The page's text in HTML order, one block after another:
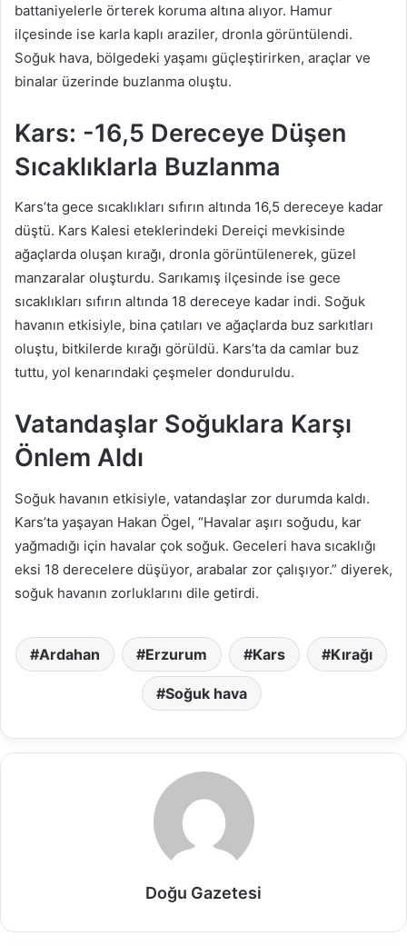
battaniyelerle örterek koruma altına alıyor. Hamur
ilçesinde ise karla kaplı araziler, dronla görüntülendi.
Soğuk hava, bölgedeki yaşamı güçleştirirken, araçlar ve
binalar üzerinde buzlanma oluştu.
Kars: -16,5 Dereceye Düşen
Sıcaklıklarla Buzlanma
Kars’ta gece sıcaklıkları sıfırın altında 16,5 dereceye kadar
düştü. Kars Kalesi eteklerindeki Dereiçi mevkisinde
ağaçlarda oluşan kırağı, dronla görüntülenerek, güzel
manzaralar oluşturdu. Sarıkamış ilçesinde ise gece
sıcaklıkları sıfırın altında 18 dereceye kadar indi. Soğuk
havanın etkisiyle, bina çatıları ve ağaçlarda buz sarkıtları
oluştu, bitkilerde kırağı görüldü. Kars’ta da camlar buz
tuttu, yol kenarındaki çeşmeler donduruldu.
Vatandaşlar Soğuklara Karşı
Önlem Aldı
Soğuk havanın etkisiyle, vatandaşlar zor durumda kaldı.
Kars’ta yaşayan Hakan Ögel, “Havalar aşırı soğudu, kar
yağmadığı için havalar çok soğuk. Geceleri hava sıcaklığı
eksi 18 derecelere düşüyor, arabalar zor çalışıyor.” diyerek,
soğuk havanın zorluklarını dile getirdi.
Ardahan Erzurum Kars Kırağı
Soğuk hava
Doğu Gazetesi